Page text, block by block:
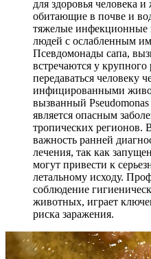
для здоровья человека
обитающие в почве и
тяжелые инфекционные
людей с ослабленным
Псевдомонады сапа,
встречаются у крупного
передаваться человеку
инфицированными
вызванный
является опасным
тропических регионов.
важность ранней
лечения, так как
могут привести к
летальному исходу.
соблюдение
животных, играет
риска заражения.